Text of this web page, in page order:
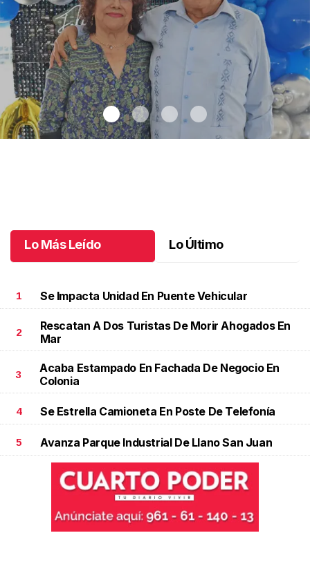
Lo Más Leído Lo Último
1 Se Impacta Unidad En Puente Vehicular
2
Rescatan A Dos Turistas De Morir Ahogados En
Mar
3
Acaba Estampado En Fachada De Negocio En
Colonia
4 Se Estrella Camioneta En Poste De Telefonía
5 Avanza Parque Industrial De Llano San Juan